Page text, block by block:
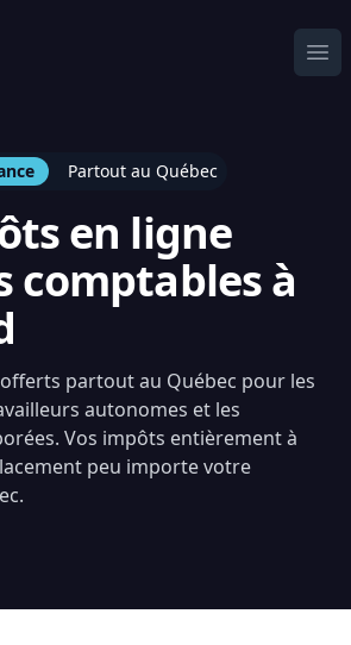
Partout au Québec
en ligne
comptables à
partout au Québec pour les
autonomes et les
Vos impôts entièrement à
peu importe votre